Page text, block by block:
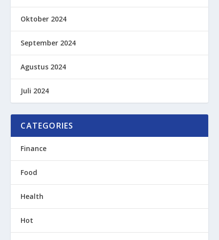
Oktober 2024
September 2024
Agustus 2024
Juli 2024
CATEGORIES
Finance
Food
Health
Hot